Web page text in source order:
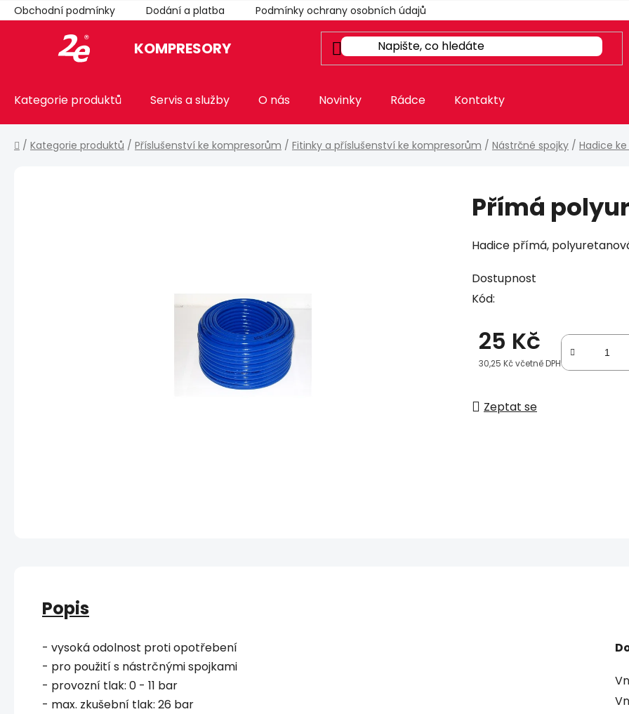
Přejít
na
Obchodní podmínky Dodání a platba Podmínky ochrany osobních údajů
KOMPRESORY
Kategorie produktů Servis a služby O nás Novinky Rádce Kontakty
Domů
/ Kategorie produktů / Příslušenství ke kompresorům / Fitinky a příslušenství ke kompresorům / Nástrčné spojky / Hadice
Přímá
Hadice přímá,
Dostupnost
Kód:
25 Kč
30,25 Kč včetně DPH
Zeptat se
Popis
- vysoká odolnost proti opotřebení
- pro použití s nástrčnými spojkami
- provozní tlak: 0 - 11 bar
- max. zkušební tlak: 26 bar